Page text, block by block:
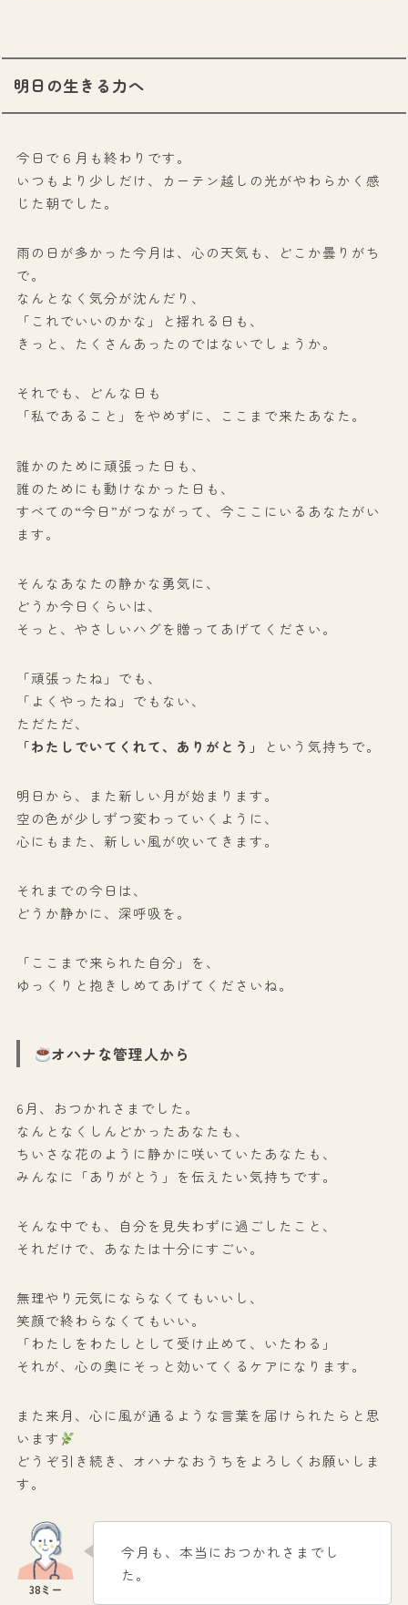
明日の生きる力へ
今日で６月も終わりです。
いつもより少しだけ、カーテン越しの光がやわらかく感
じた朝でした。
雨の日が多かった今月は、心の天気も、どこか曇りがち
で。
なんとなく気分が沈んだり、
「これでいいのかな」と揺れる日も、
きっと、たくさんあったのではないでしょうか。
それでも、どんな日も
「私であること」をやめずに、ここまで来たあなた。
誰かのために頑張った日も、
誰のためにも動けなかった日も、
すべての“今日”がつながって、今ここにいるあなたがい
ます。
そんなあなたの静かな勇気に、
どうか今日くらいは、
そっと、やさしいハグを贈ってあげてください。
「頑張ったね」でも、
「よくやったね」でもない、
ただただ、
「わたしでいてくれて、ありがとう」
という気持ちで。
明日から、また新しい月が始まります。
空の色が少しずつ変わっていくように、
心にもまた、新しい風が吹いてきます。
それまでの今日は、
どうか静かに、深呼吸を。
「ここまで来られた自分」を、
ゆっくりと抱きしめてあげてくださいね。
オハナな管理人から
6月、おつかれさまでした。
なんとなくしんどかったあなたも、
ちいさな花のように静かに咲いていたあなたも、
みんなに「ありがとう」を伝えたい気持ちです。
そんな中でも、自分を見失わずに過ごしたこと、
それだけで、あなたは十分にすごい。
無理やり元気にならなくてもいいし、
笑顔で終わらなくてもいい。
「わたしをわたしとして受け止めて、いたわる」
それが、心の奥にそっと効いてくるケアになります。
また来月、心に風が通るような言葉を届けられたらと思
います
どうぞ引き続き、オハナなおうちをよろしくお願いしま
す。
今月も、本当におつかれさまでし
た。